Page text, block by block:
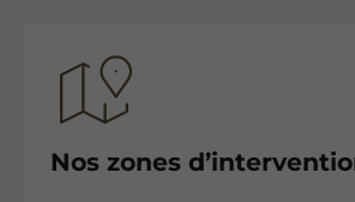
Nos zones